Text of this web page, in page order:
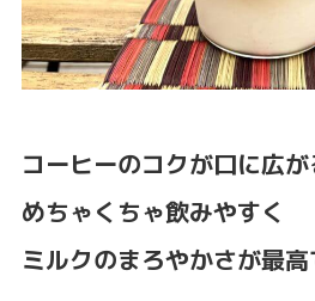
コーヒーのコクが口に広
めちゃくちゃ飲みやすく
ミルクのまろやかさが最高